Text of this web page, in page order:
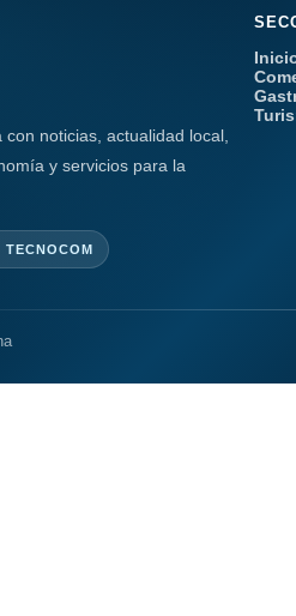
noticias, actualidad local,
y servicios para la
TECNOCOM